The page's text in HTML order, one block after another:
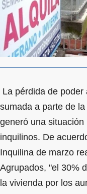
La pérdida de
sumada a parte de
generó una
inquilinos. De
Inquilina de marzo
Agrupados, "el 30%
la vivienda por los